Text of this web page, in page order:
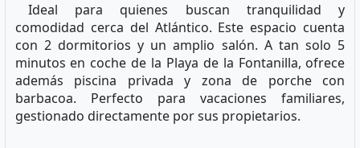
Ideal para quienes buscan tranquilidad y
comodidad cerca del Atlántico. Este espacio cuenta
con 2 dormitorios y un amplio salón. A tan solo 5
minutos en coche de la Playa de la Fontanilla, ofrece
además piscina privada y zona de porche con
barbacoa. Perfecto para vacaciones familiares,
gestionado directamente por sus propietarios.